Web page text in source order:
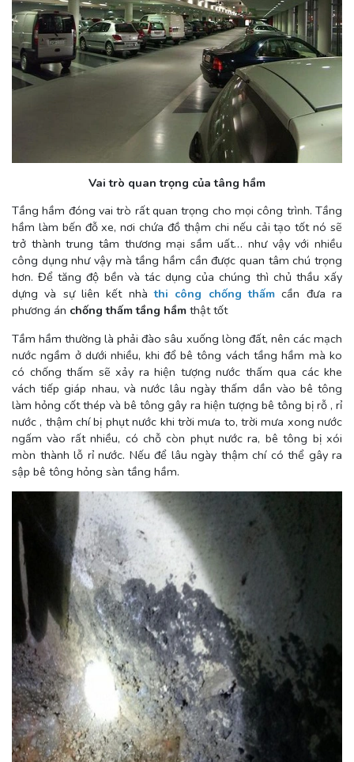
Vai trò quan trọng của tâng hầm
Tầng hầm đóng vai trò rất quan trọng cho mọi công trình. Tầng
hầm làm bến đỗ xe, nơi chứa đồ thậm chi nếu cải tạo tốt nó sẽ
trở thành trung tâm thương mại sầm uất… như vậy với nhiều
công dụng như vậy mà tầng hầm cần được quan tâm chú trọng
hơn. Để tăng độ bền và tác dụng của chúng thì chủ thầu xấy
dựng và sự liên kết nhàthi công chống thấm cần đưa ra
phương án chống thấm tầng hầm thật tốt
Tầm hầm thường là phải đào sâu xuống lòng đất, nên các mạch
nước ngầm ở dưới nhiều, khi đổ bê tông vách tầng hầm mà ko
có chống thấm sẽ xảy ra hiện tượng nước thấm qua các khe
vách tiếp giáp nhau, và nước lâu ngày thấm dần vào bê tông
làm hỏng cốt thép và bê tông gây ra hiện tượng bê tông bị rỗ , rỉ
nước , thậm chí bị phụt nước khi trời mưa to, trời mưa xong nước
ngấm vào rất nhiều, có chỗ còn phụt nước ra, bê tông bị xói
mòn thành lỗ rỉ nước. Nếu để lâu ngày thậm chí có thể gây ra
sập bê tông hỏng sàn tầng hầm.